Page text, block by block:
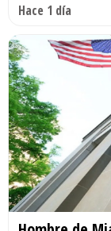
Hace 1 día